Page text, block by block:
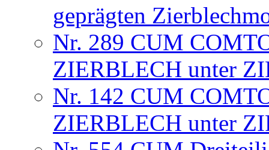
geprägten
Nr. 289 CUM
ZIERBLECH unter
Nr. 142 CUM
ZIERBLECH unter